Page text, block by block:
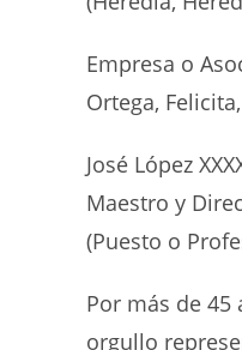
Empresa o
Ortega,
José López
Maestro y
(Puesto o
Por más de
orgullo